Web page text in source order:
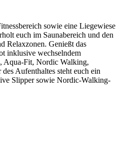
sowie eine Liegewiese
euch im Saunabereich und den
Relaxzonen. Genießt das
inklusive wechselndem
Aqua-Fit, Nordic Walking,
Aufenthaltes steht euch ein
Slipper sowie Nordic-Walking-